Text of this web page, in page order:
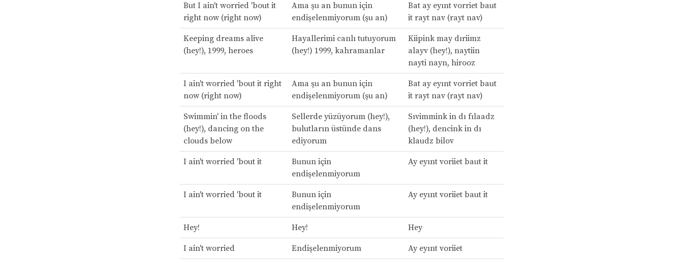
But I ain't worried 'bout it
right now (right now)
Ama şu an bunun için
endişelenmiyorum (şu an)
Bat ay eyınt vorriet baut
it rayt nav (rayt nav)
Keeping dreams alive
(hey!), 1999, heroes
Hayallerimi canlı tutuyorum
(hey!) 1999, kahramanlar
Kiipink may dıriimz
alayv (hey!), naytiin
nayti nayn, hirooz
I ain't worried 'bout it right
now (right now)
Ama şu an bunun için
endişelenmiyorum (şu an)
Bat ay eyınt vorriet baut
it rayt nav (rayt nav)
Swimmin' in the floods
(hey!), dancing on the
clouds below
Sellerde yüzüyorum (hey!),
bulutların üstünde dans
ediyorum
Sıvimmink in dı fılaadz
(hey!), dencink in dı
klaudz bilov
I ain't worried 'bout it
Bunun için
endişelenmiyorum
Ay eyınt voriiet baut it
I ain't worried 'bout it
Bunun için
endişelenmiyorum
Ay eyınt voriiet baut it
Hey! Hey! Hey
I ain't worried Endişelenmiyorum Ay eyınt voriiet